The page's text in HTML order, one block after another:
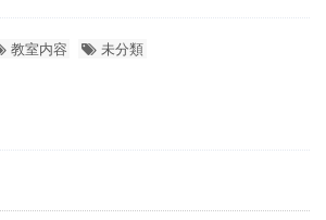
教室内容 未分類